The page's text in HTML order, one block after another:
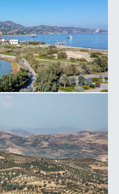
Λινοπεράματα